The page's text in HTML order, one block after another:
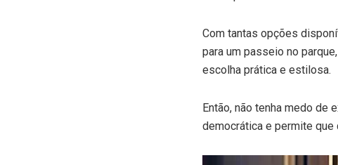
Com tantas opções
para um passeio no
escolha prática e estilosa.
Então, não tenha medo
democrática e permite